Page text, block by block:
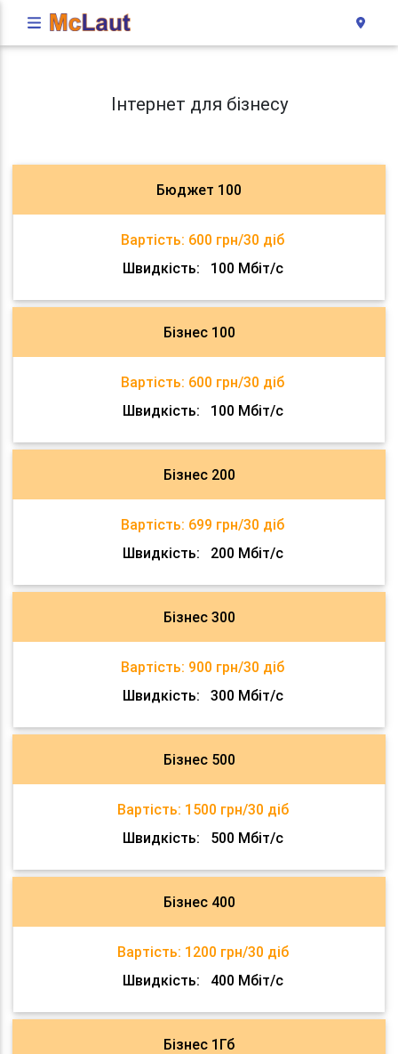
Інтернет для бізнесу
Бюджет 100
Вартість: 600 грн/30 діб
Швидкість:
100 Мбіт/с
Бізнес 100
Вартість: 600 грн/30 діб
Швидкість:
100 Мбіт/с
Бізнес 200
Вартість: 699 грн/30 діб
Швидкість:
200 Мбіт/с
Бізнес 300
Вартість: 900 грн/30 діб
Швидкість:
300 Мбіт/с
Бізнес 500
Вартість: 1500 грн/30 діб
Швидкість:
500 Мбіт/с
Бізнес 400
Вартість: 1200 грн/30 діб
Швидкість:
400 Мбіт/с
Бізнес 1Гб